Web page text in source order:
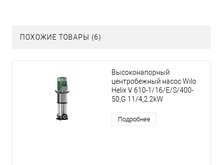
ПОХОЖИЕ ТОВАРЫ (6)
Высоконапорный
центробежный насос Wilo
Helix V 610-1/16/E/S/400-
50,G 11/4,2.2kW
Подробнее